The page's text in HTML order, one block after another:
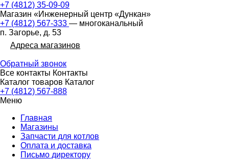
+7 (4812) 35-09-09
Магазин «Инженерный центр «Дункан»
+7 (4812) 567-333 — многоканальный
п. Загорье, д. 53
Адреса магазинов
Обратный звонок
Все контакты Контакты
Каталог товаров Каталог
+7 (4812) 567-888
Меню
Главная
Магазины
Запчасти для котлов
Оплата и доставка
Письмо директору